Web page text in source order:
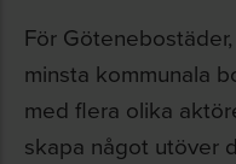
För
minsta kommunala
med flera olika
skapa något utöver